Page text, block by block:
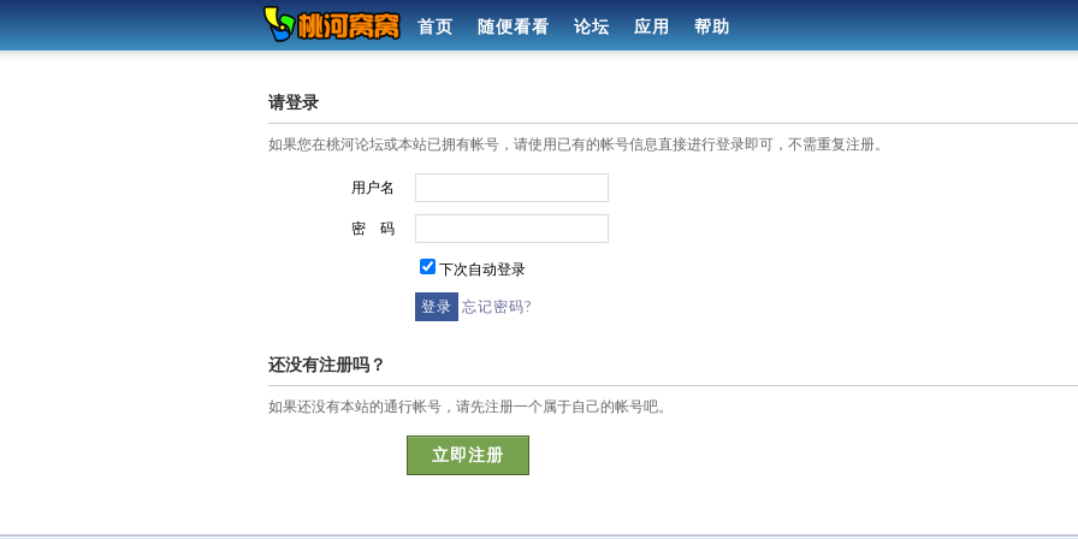
首页 随便看看 论坛 应用 帮助
请登录
如果您在桃河论坛或本站已拥有帐号，请使用已有的帐号信息直接进行登录即可，不需重复注册。
用户名
密 码
下次自动登录
忘记密码?
还没有注册吗？
如果还没有本站的通行帐号，请先注册一个属于自己的帐号吧。
立即注册